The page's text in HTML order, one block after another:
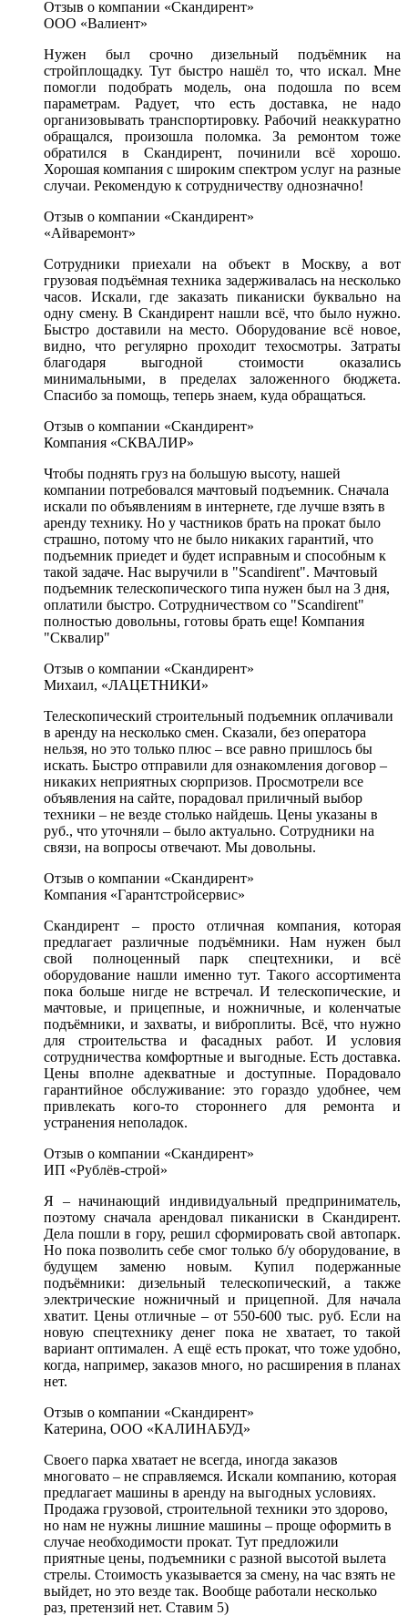
Отзыв о компании «Скандирент»
ООО «Валиент»
Нужен был срочно дизельный подъёмник на
стройплощадку. Тут быстро нашёл то, что искал. Мне
помогли подобрать модель, она подошла по всем
параметрам. Радует, что есть доставка, не надо
организовывать транспортировку. Рабочий неаккуратно
обращался, произошла поломка. За ремонтом тоже
обратился в Скандирент, починили всё хорошо.
Хорошая компания с широким спектром услуг на разные
случаи. Рекомендую к сотрудничеству однозначно!
Отзыв о компании «Скандирент»
«Айваремонт»
Сотрудники приехали на объект в Москву, а вот
грузовая подъёмная техника задерживалась на несколько
часов. Искали, где заказать пиканиски буквально на
одну смену. В Скандирент нашли всё, что было нужно.
Быстро доставили на место. Оборудование всё новое,
видно, что регулярно проходит техосмотры. Затраты
благодаря выгодной стоимости оказались
минимальными, в пределах заложенного бюджета.
Спасибо за помощь, теперь знаем, куда обращаться.
Отзыв о компании «Скандирент»
Компания «СКВАЛИР»
Чтобы поднять груз на большую высоту, нашей
компании потребовался мачтовый подъемник. Сначала
искали по объявлениям в интернете, где лучше взять в
аренду технику. Но у частников брать на прокат было
страшно, потому что не было никаких гарантий, что
подъемник приедет и будет исправным и способным к
такой задаче. Нас выручили в "Scandirent". Мачтовый
подъемник телескопического типа нужен был на 3 дня,
оплатили быстро. Сотрудничеством со "Scandirent"
полностью довольны, готовы брать еще! Компания
"Сквалир"
Отзыв о компании «Скандирент»
Михаил, «ЛАЦЕТНИКИ»
Телескопический строительный подъемник оплачивали
в аренду на несколько смен. Сказали, без оператора
нельзя, но это только плюс – все равно пришлось бы
искать. Быстро отправили для ознакомления договор –
никаких неприятных сюрпризов. Просмотрели все
объявления на сайте, порадовал приличный выбор
техники – не везде столько найдешь. Цены указаны в
руб., что уточняли – было актуально. Сотрудники на
связи, на вопросы отвечают. Мы довольны.
Отзыв о компании «Скандирент»
Компания «Гарантстройсервис»
Скандирент – просто отличная компания, которая
предлагает различные подъёмники. Нам нужен был
свой полноценный парк спецтехники, и всё
оборудование нашли именно тут. Такого ассортимента
пока больше нигде не встречал. И телескопические, и
мачтовые, и прицепные, и ножничные, и коленчатые
подъёмники, и захваты, и виброплиты. Всё, что нужно
для строительства и фасадных работ. И условия
сотрудничества комфортные и выгодные. Есть доставка.
Цены вполне адекватные и доступные. Порадовало
гарантийное обслуживание: это гораздо удобнее, чем
привлекать кого-то стороннего для ремонта и
устранения неполадок.
Отзыв о компании «Скандирент»
ИП «Рублёв-строй»
Я – начинающий индивидуальный предприниматель,
поэтому сначала арендовал пиканиски в Скандирент.
Дела пошли в гору, решил сформировать свой автопарк.
Но пока позволить себе смог только б/у оборудование, в
будущем заменю новым. Купил подержанные
подъёмники: дизельный телескопический, а также
электрические ножничный и прицепной. Для начала
хватит. Цены отличные – от 550-600 тыс. руб. Если на
новую спецтехнику денег пока не хватает, то такой
вариант оптимален. А ещё есть прокат, что тоже удобно,
когда, например, заказов много, но расширения в планах
нет.
Отзыв о компании «Скандирент»
Катерина, ООО «КАЛИНАБУД»
Своего парка хватает не всегда, иногда заказов
многовато – не справляемся. Искали компанию, которая
предлагает машины в аренду на выгодных условиях.
Продажа грузовой, строительной техники это здорово,
но нам не нужны лишние машины – проще оформить в
случае необходимости прокат. Тут предложили
приятные цены, подъемники с разной высотой вылета
стрелы. Стоимость указывается за смену, на час взять не
выйдет, но это везде так. Вообще работали несколько
раз, претензий нет. Ставим 5)